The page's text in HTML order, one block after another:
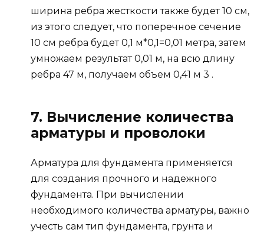
ширина ребра жесткости также будет 10 см,
из этого следует, что поперечное сечение
10 см ребра будет 0,1 м*0,1=0,01 метра, затем
умножаем результат 0,01 м, на всю длину
ребра 47 м, получаем объем 0,41 м 3 .
7. Вычисление количества
арматуры и проволоки
Арматура для фундамента применяется
для создания прочного и надежного
фундамента. При вычислении
необходимого количества арматуры, важно
учесть сам тип фундамента, грунта и